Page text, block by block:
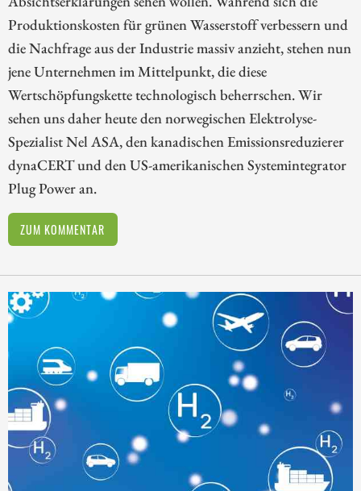
Produktionskosten für grünen Wasserstoff verbessern und
die Nachfrage aus der Industrie massiv anzieht, stehen nun
jene Unternehmen im Mittelpunkt, die diese
Wertschöpfungskette technologisch beherrschen. Wir
sehen uns daher heute den norwegischen Elektrolyse-
Spezialist Nel ASA, den kanadischen Emissionsreduzierer
dynaCERT und den US-amerikanischen Systemintegrator
Plug Power an.
ZUM KOMMENTAR